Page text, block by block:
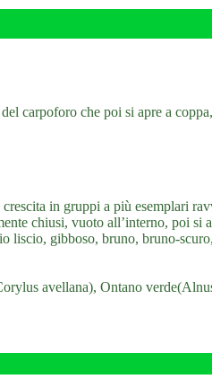
carpoforo che poi si apre a
in gruppi a più esemplari
chiusi, vuoto all’interno, poi si
liscio, gibboso, bruno, bruno-
avellana), Ontano